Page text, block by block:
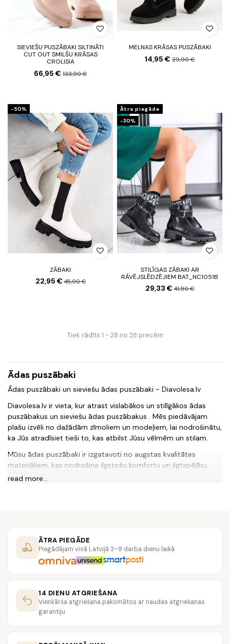
SIEVIEŠU PUSZĀBAKI SILTINĀTI
CUT OUT SMILŠU KRĀSAS
CROLISIA
66,95 € 133,90 €
MELNAS KRĀSAS PUSZĀBAKI
14,95 € 29,90 €
-50%
ZĀBAKI
22,95 €45,90 €
Ātra piegāde
-30%
STILĪGAS ZĀBAKI AR
RĀVĒJSLĒDZĒJIEM BAT_NC1051B
29,33 € 41,90 €
Tiek rādīts 1 - 28 no 28 precēm
Ādas puszābaki
Ādas puszābaki un sieviešu ādas puszābaki - Diavolesa.lv
Diavolesa.lv ir vieta, kur atrast vislabākos un stilīgākos ādas
puszābakus un sieviešu ādas puszābakus . Mēs piedāvājam
plašu izvēli no dažādām zīmoliem un modeļiem, lai nodrošinātu,
ka Jūs atradīsiet tieši to, kas atbilst Jūsu vēlmēm un stilam.
Mūsu ādas puszābaki ir izgatavoti no augstas kvalitātes
materiāliem, kas nodrošina ilgstošu komfortu un ilgtspējību.
Sieviešu ādas puszābaki ir pieejami dažādās krāsās un stilos, lai
Jautājumi un atbildes:
1. Vai Diavolesa.lv piedāvā ādas puszābakus arī sievietēm?
Jā, mēs piedāvājam plašu izvēli sieviešu ādas puszābaku
modeļu un krāsu.
2. Vai ādas puszābaki Diavolesa.lv ir komfortabli?
Jā, mūsu ādas puszābaki ir izgatavoti no augstas kvalitātes
materiāliem, kas nodrošina ilgstošu komfortu.
3. Vai Diavolesa.lv strādā tikai ar labākajiem ražotājiem?
read more...
ĀTRA PIEGĀDE
Piegādājam visā Latvijā 3–9 darba dienu laikā
14 DIENU ATGRIEŠANA
Vienkārša atgriešana pakomātos ar naudas atgriešanas
garantiju